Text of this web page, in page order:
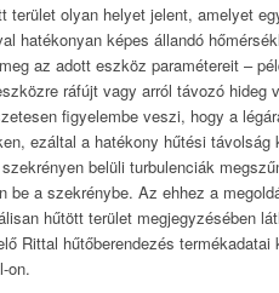
terület olyan helyet jelent, amelyet
hatékonyan képes állandó
az adott eszköz paramétereit –
ráfújt vagy arról távozó hideg
figyelembe veszi, hogy a
ezáltal a hatékony hűtési
belüli turbulenciák
be a szekrénybe. Az ehhez a
hűtött terület megjegyzésében
Rittal hűtőberendezés
on.